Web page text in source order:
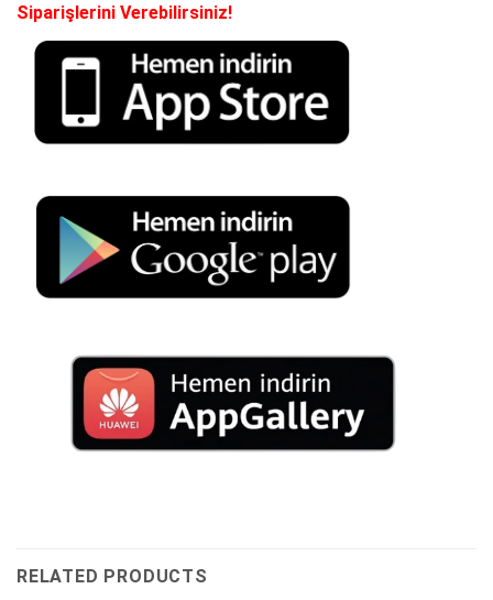
Siparişlerini Verebilirsiniz!
RELATED PRODUCTS